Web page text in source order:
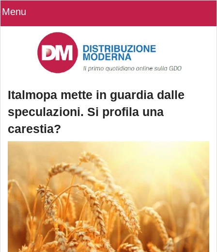
Menu
Italmopa mette in guardia dalle
speculazioni. Si profila una
carestia?